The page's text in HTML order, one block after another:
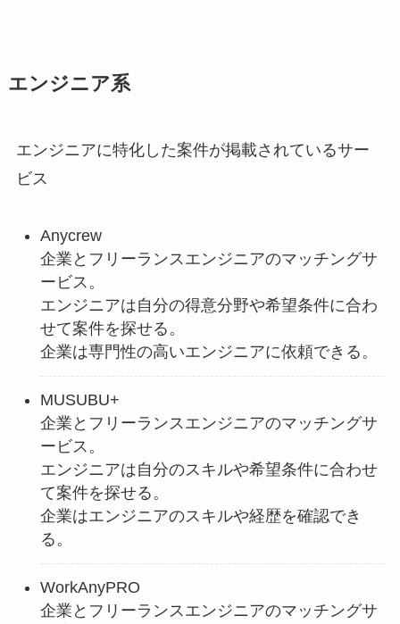
エンジニア系
エンジニアに特化した案件が掲載されているサー
ビス
Anycrew
企業とフリーランスエンジニアのマッチングサ
ービス。
エンジニアは自分の得意分野や希望条件に合わ
せて案件を探せる。
企業は専門性の高いエンジニアに依頼できる。
MUSUBU+
企業とフリーランスエンジニアのマッチングサ
ービス。
エンジニアは自分のスキルや希望条件に合わせ
て案件を探せる。
企業はエンジニアのスキルや経歴を確認でき
る。
WorkAnyPRO
企業とフリーランスエンジニアのマッチングサ